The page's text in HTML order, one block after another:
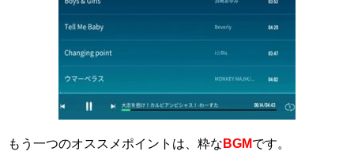
もう一つのオススメポイントは、粋な BGMです。